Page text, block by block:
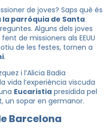
de joves? Saps què és
la parròquia de Santa
Alguns dels joves
de missioners als EEUU
de les festes, tornen a
.
i l’Alicia Badia
l’experiència viscuda
Eucaristia presidida pel
un sopar en germanor.
Barcelona